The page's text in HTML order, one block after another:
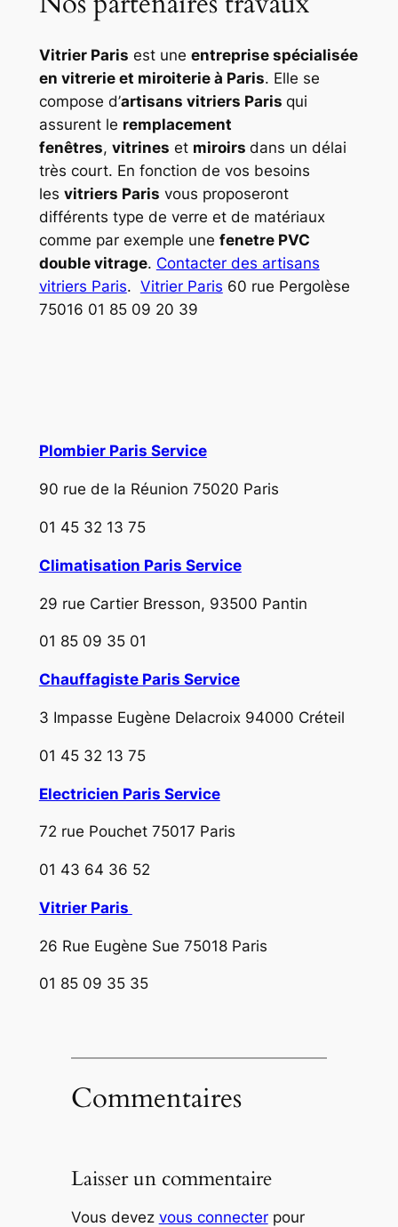
Vitrier Paris est une entreprise spécialisée
en vitrerie et miroiterie à Paris. Elle se
compose d’artisans vitriers Paris qui
assurent le remplacement
fenêtres, vitrines et miroirs dans un délai
très court. En fonction de vos besoins
les vitriers Paris vous proposeront
différents type de verre et de matériaux
comme par exemple une fenetre PVC
double vitrage. Contacter des artisans
vitriers Paris. Vitrier Paris 60 rue Pergolèse
75016 01 85 09 20 39
Plombier Paris Service
90 rue de la Réunion 75020 Paris
01 45 32 13 75
Climatisation Paris Service
29 rue Cartier Bresson, 93500 Pantin
01 85 09 35 01
Chauffagiste Paris Service
3 Impasse Eugène Delacroix 94000 Créteil
01 45 32 13 75
Electricien Paris Service
72 rue Pouchet 75017 Paris
01 43 64 36 52
Vitrier Paris
26 Rue Eugène Sue 75018 Paris
01 85 09 35 35
Commentaires
Laisser un commentaire
Vous devez vous connecterpour